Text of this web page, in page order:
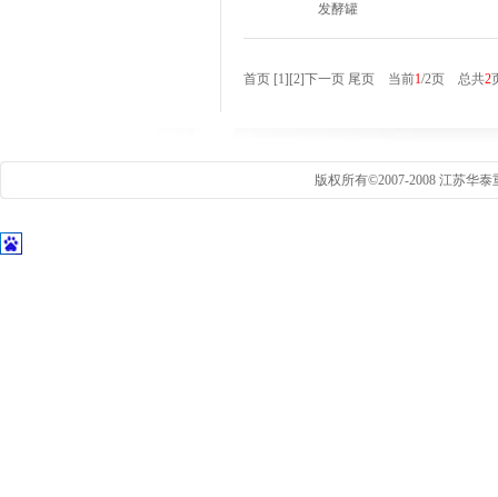
发酵罐
首页 [1] [2]下一页 尾页 当前1/2页 总共2
版权所有©2007-2008 江苏华